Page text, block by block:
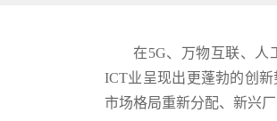
在5G、万物互联、人
ICT业呈现出更蓬勃的创
市场格局重新分配、新兴